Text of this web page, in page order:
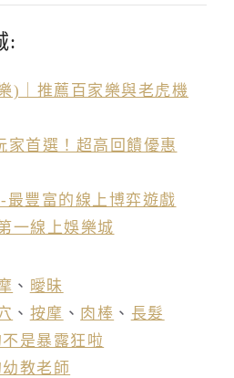
:
)｜推薦百家樂與老虎機
家首選！超高回饋優惠
豐富的線上博弈遊戲
一線上娛樂城
、 曖昧
、 按摩 、 肉棒 、 長髮
是暴露狂啦
教老師